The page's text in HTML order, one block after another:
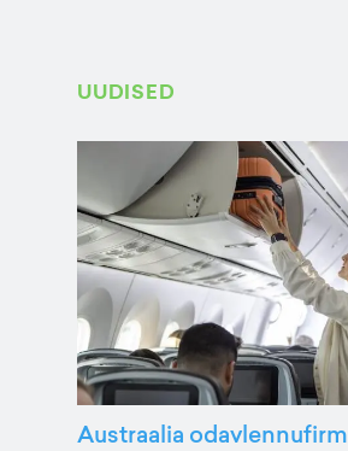
UUDISED
Austraalia